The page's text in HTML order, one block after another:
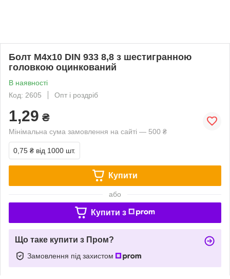
Болт М4х10 DIN 933 8,8 з шестигранною
головкою оцинкований
В наявності
Код: 2605
Опт і роздріб
1,29 ₴
Мінімальна сума замовлення на сайті — 500 ₴
0,75 ₴ від 1000 шт.
Купити
або
Купити з
Що таке купити з Пром?
Замовлення під захистом